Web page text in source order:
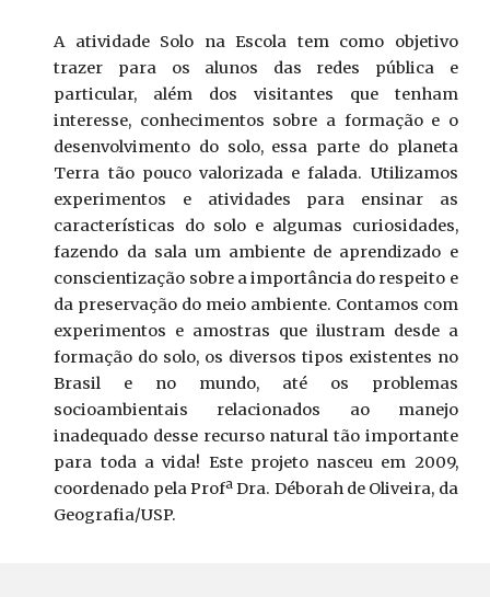
A atividade Solo na Escola tem como objetivo
trazer para os alunos das redes pública e
particular, além dos visitantes que tenham
interesse, conhecimentos sobre a formação e o
desenvolvimento do solo, essa parte do planeta
Terra tão pouco valorizada e falada. Utilizamos
experimentos e atividades para ensinar as
características do solo e algumas curiosidades,
fazendo da sala um ambiente de aprendizado e
conscientização sobre a importância do respeito e
da preservação do meio ambiente. Contamos com
experimentos e amostras que ilustram desde a
formação do solo, os diversos tipos existentes no
Brasil e no mundo, até os problemas
socioambientais relacionados ao manejo
inadequado desse recurso natural tão importante
para toda a vida! Este projeto nasceu em 2009,
coordenado pela Profª Dra. Déborah de Oliveira, da
Geografia/USP.